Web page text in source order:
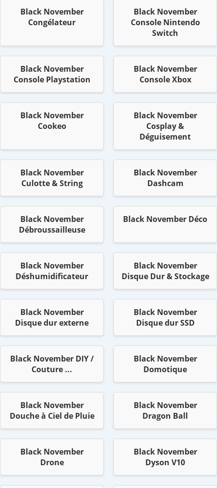
Black November
Congélateur
Black November
Console Nintendo
Switch
Black November
Console Playstation
Black November
Console Xbox
Black November
Cookeo
Black November
Cosplay &
Déguisement
Black November
Culotte & String
Black November
Dashcam
Black November
Débroussailleuse
Black November Déco
Black November
Déshumidificateur
Black November
Disque Dur & Stockage
Black November
Disque dur externe
Black November
Disque dur SSD
Black November DIY /
Couture ...
Black November
Domotique
Black November
Douche à Ciel de Pluie
Black November
Dragon Ball
Black November
Drone
Black November
Dyson V10